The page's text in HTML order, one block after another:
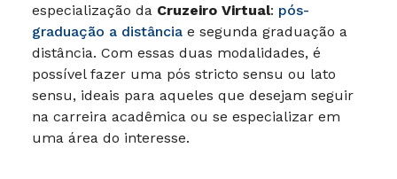
especialização da Cruzeiro Virtual: pós-
graduação a distância e segunda graduação a
distância. Com essas duas modalidades, é
possível fazer uma pós stricto sensu ou lato
sensu, ideais para aqueles que desejam seguir
na carreira acadêmica ou se especializar em
uma área do interesse.